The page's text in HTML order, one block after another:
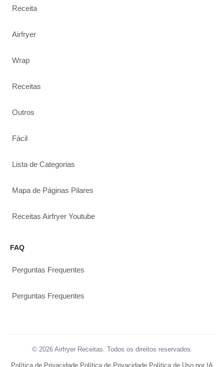
Receita
Airfryer
Wrap
Receitas
Outros
Fácil
Lista de Categorias
Mapa de Páginas Pilares
Receitas Airfryer Youtube
FAQ
Perguntas Frequentes
Perguntas Frequentes
© 2026 Airfryer Receitas. Todos os direitos reservados.
Política de Privacidade Política de Privacidade Política de Uso por IA